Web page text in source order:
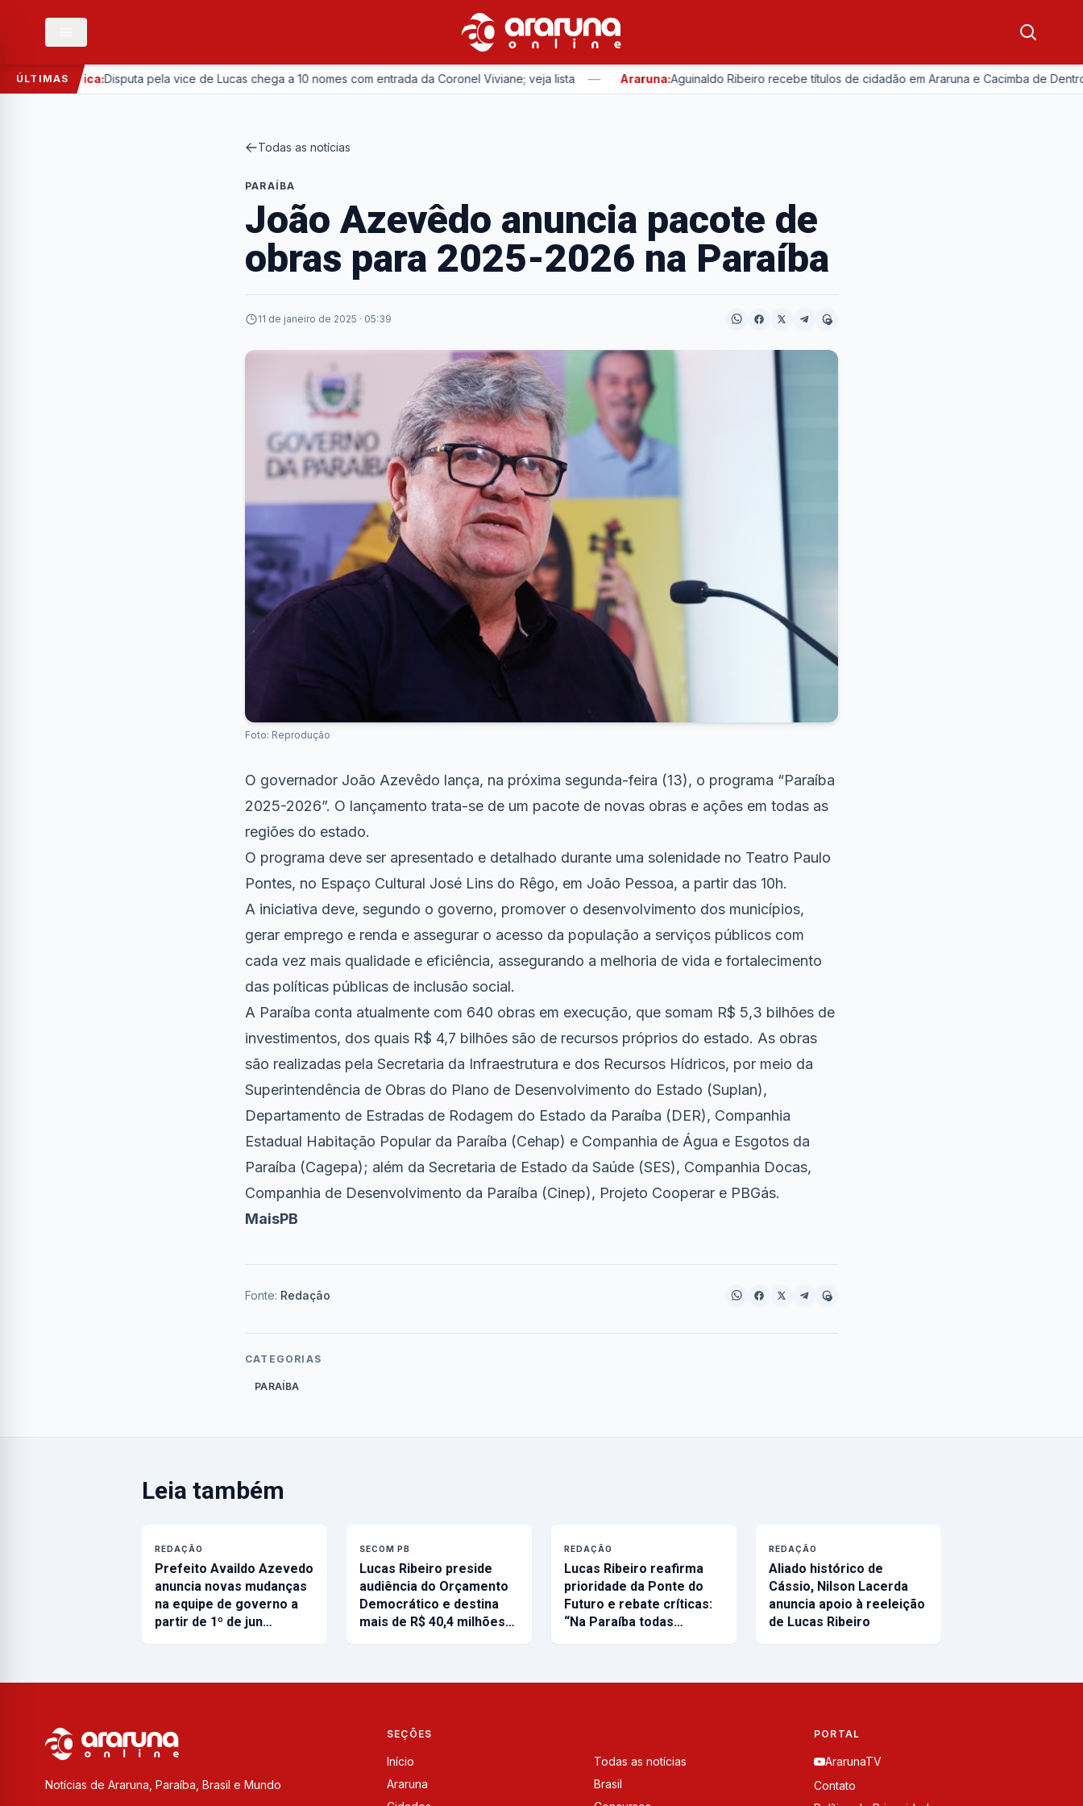
ÚLTIMAS
Política: Disputa pela vice de Lucas chega a 10 nomes com entrada da Coronel Viviane; veja lista — Araruna:Aguinaldo Ribeiro recebe títulos de cidadão em Araruna e Cacimba de Dentro —
Todas as notícias
PARAÍBA
João Azevêdo anuncia pacote de
obras para 2025-2026 na Paraíba
11 de janeiro de 2025 · 05:39
Foto: Reprodução
O governador João Azevêdo lança, na próxima segunda-feira (13), o programa “Paraíba
2025-2026”. O lançamento trata-se de um pacote de novas obras e ações em todas as
regiões do estado.
O programa deve ser apresentado e detalhado durante uma solenidade no Teatro Paulo
Pontes, no Espaço Cultural José Lins do Rêgo, em João Pessoa, a partir das 10h.
A iniciativa deve, segundo o governo, promover o desenvolvimento dos municípios,
gerar emprego e renda e assegurar o acesso da população a serviços públicos com
cada vez mais qualidade e eficiência, assegurando a melhoria de vida e fortalecimento
das políticas públicas de inclusão social.
A Paraíba conta atualmente com 640 obras em execução, que somam R$ 5,3 bilhões de
investimentos, dos quais R$ 4,7 bilhões são de recursos próprios do estado. As obras
são realizadas pela Secretaria da Infraestrutura e dos Recursos Hídricos, por meio da
Superintendência de Obras do Plano de Desenvolvimento do Estado (Suplan),
Departamento de Estradas de Rodagem do Estado da Paraíba (DER), Companhia
Estadual Habitação Popular da Paraíba (Cehap) e Companhia de Água e Esgotos da
Paraíba (Cagepa); além da Secretaria de Estado da Saúde (SES), Companhia Docas,
Companhia de Desenvolvimento da Paraíba (Cinep), Projeto Cooperar e PBGás.
MaisPB
Fonte: Redação
CATEGORIAS
PARAÍBA
Leia também
REDAÇÃO
Prefeito Availdo Azevedo
anuncia novas mudanças
na equipe de governo a
partir de 1º de jun…
SECOM PB
Lucas Ribeiro preside
audiência do Orçamento
Democrático e destina
mais de R$ 40,4 milhões…
REDAÇÃO
Lucas Ribeiro reafirma
prioridade da Ponte do
Futuro e rebate críticas:
“Na Paraíba todas…
REDAÇÃO
Aliado histórico de
Cássio, Nilson Lacerda
anuncia apoio à reeleição
de Lucas Ribeiro
Notícias de Araruna, Paraíba, Brasil e Mundo
SEÇÕES
Início
Todas as notícias
Araruna
Brasil
PORTAL
ArarunaTV
Contato